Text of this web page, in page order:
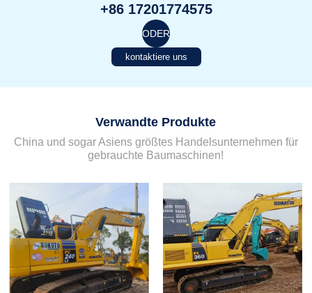
+86 17201774575
ODER
kontaktiere uns
Verwandte Produkte
China und sogar Asiens größtes Handelsunternehmen für
gebrauchte Baumaschinen!